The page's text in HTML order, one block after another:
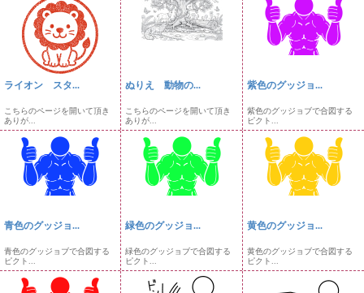
ライオン スタ...
こちらのページを開いて頂き
ありが...
ぬりえ 動物の...
こちらのページを開いて頂き
ありが...
紫色のグッジョ...
紫色のグッジョブで合図する
ピクト...
青色のグッジョ...
青色のグッジョブで合図する
ピクト...
緑色のグッジョ...
緑色のグッジョブで合図する
ピクト...
黄色のグッジョ...
黄色のグッジョブで合図する
ピクト...